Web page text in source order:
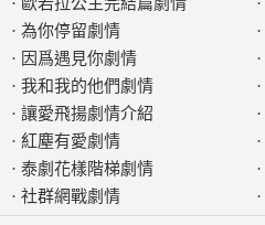
· 為你停留劇情
· 因爲遇見你劇情
· 我和我的他們劇情
· 讓愛飛揚劇情介紹
· 紅塵有愛劇情
· 泰劇花樣階梯劇情
· 社群網戰劇情
·
·
·
·
·
·
·